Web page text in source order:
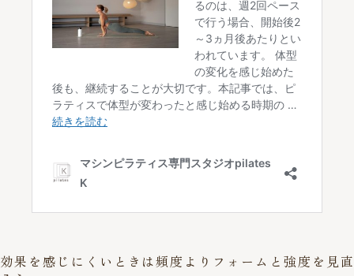
効果を感じにくいときは頻度よりフォームと強度を見直